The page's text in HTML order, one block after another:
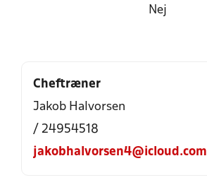
Nej
Cheftræner
Jakob Halvorsen
/ 24954518
jakobhalvorsen4@icloud.com